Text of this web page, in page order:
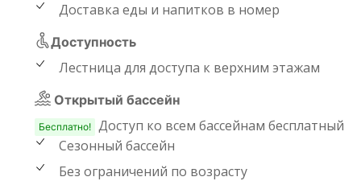
Доставка еды и напитков в номер
Доступность
Лестница для доступа к верхним этажам
Открытый бассейн
Бесплатно! Доступ ко всем бассейнам бесплатный
Сезонный бассейн
Без ограничений по возрасту